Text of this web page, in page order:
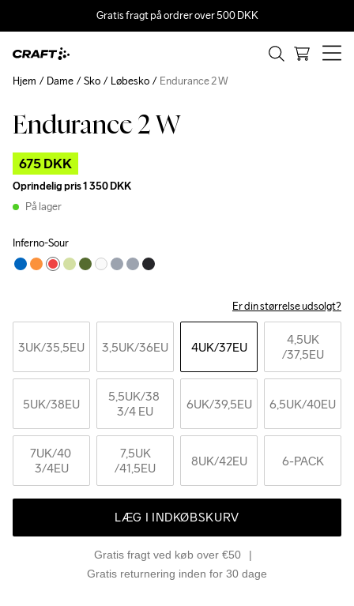
Gratis fragt på ordrer over 500 DKK
Endurance 2 W
675 DKK
Oprindelig pris1 350 DKK
På lager
Inferno-Sour
Er din størrelse udsolgt?
3UK/35,5EU 3,5UK/36EU 4UK/37EU
4,5UK
/37,5EU
5UK/38EU 5,5UK/38
3/4 EU
6UK/39,5EU 6,5UK/40EU
7UK/40
3/4EU
7,5UK
/41,5EU
8UK/42EU 6-PACK
LÆG I INDKØBSKURV
Gratis fragt ved køb over €50
Gratis returnering inden for 30 dage
Hjem Dame Sko Løbesko Endurance 2 W
Outlet